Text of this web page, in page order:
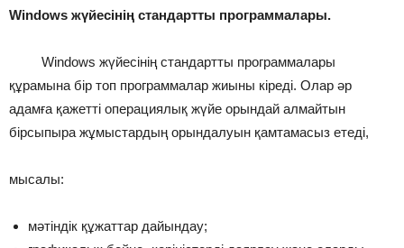
Windows жүйесінің стандартты программалары.
Windows жүйесінің стандартты программалары
құрамына бір топ программалар жиыны кіреді. Олар әр
адамға қажетті операциялық жүйе орындай алмайтын
бірсыпыра жұмыстардың орындалуын қамтамасыз етеді,
мысалы:
мәтіндік құжаттар дайындау;